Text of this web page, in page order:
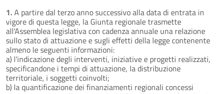
1. A partire dal terzo anno successivo alla data di entrata in
vigore di questa legge, la Giunta regionale trasmette
all'Assemblea legislativa con cadenza annuale una relazione
sullo stato di attuazione e sugli effetti della legge contenente
almeno le seguenti informazioni:
a) l'indicazione degli interventi, iniziative e progetti realizzati,
specificandone i tempi di attuazione, la distribuzione
territoriale, i soggetti coinvolti;
b) la quantificazione dei finanziamenti regionali concessi